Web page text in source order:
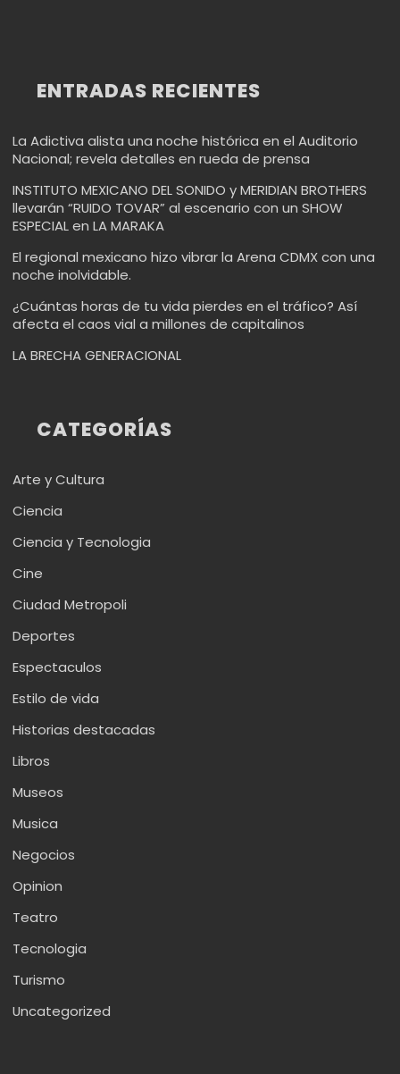
ENTRADAS RECIENTES
La Adictiva alista una noche histórica en el Auditorio
Nacional; revela detalles en rueda de prensa
INSTITUTO MEXICANO DEL SONIDO y MERIDIAN BROTHERS
llevarán “RUIDO TOVAR” al escenario con un SHOW
ESPECIAL en LA MARAKA
El regional mexicano hizo vibrar la Arena CDMX con una
noche inolvidable.
¿Cuántas horas de tu vida pierdes en el tráfico? Así
afecta el caos vial a millones de capitalinos
LA BRECHA GENERACIONAL
CATEGORÍAS
Arte y Cultura
Ciencia
Ciencia y Tecnologia
Cine
Ciudad Metropoli
Deportes
Espectaculos
Estilo de vida
Historias destacadas
Libros
Museos
Musica
Negocios
Opinion
Teatro
Tecnologia
Turismo
Uncategorized